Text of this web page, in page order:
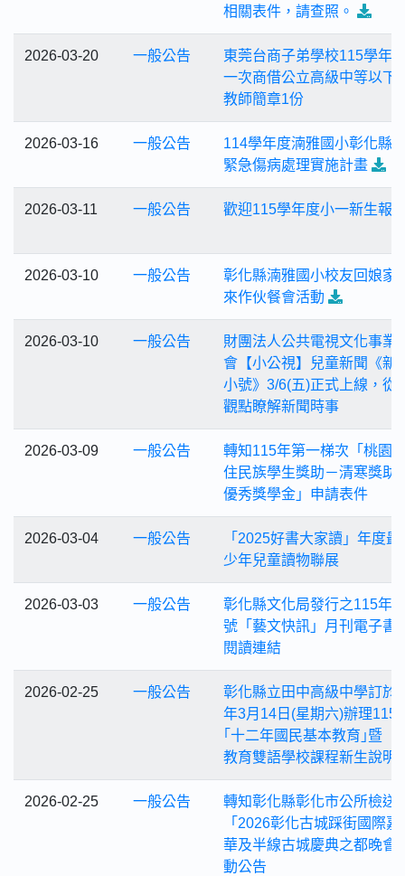
相關表件，請查照。
2026-03-20 一般公告
東莞台商子弟學校115學年
一次商借公立高級中等以下
教師簡章1份
2026-03-16 一般公告
114學年度湳雅國小彰化縣
緊急傷病處理實施計畫
2026-03-11 一般公告 歡迎115學年度小一新生報
2026-03-10 一般公告
彰化縣湳雅國小校友回娘家
來作伙餐會活動
2026-03-10 一般公告
財團法人公共電視文化事業
會【小公視】兒童新聞《新
小號》3/6(五)正式上線，從
觀點瞭解新聞時事
2026-03-09 一般公告
轉知115年第一梯次「桃園
住民族學生獎助－清寒獎助
優秀獎學金」申請表件
2026-03-04 一般公告
「2025好書大家讀」年度最
少年兒童讀物聯展
2026-03-03 一般公告
彰化縣文化局發行之115年3
號「藝文快訊」月刊電子書
閱讀連結
2026-02-25 一般公告
彰化縣立田中高級中學訂於
年3月14日(星期六)辦理115
｢十二年國民基本教育｣暨「
教育雙語學校課程新生說明
2026-02-25 一般公告
轉知彰化縣彰化市公所檢送
「2026彰化古城踩街國際嘉
華及半線古城慶典之都晚會
動公告